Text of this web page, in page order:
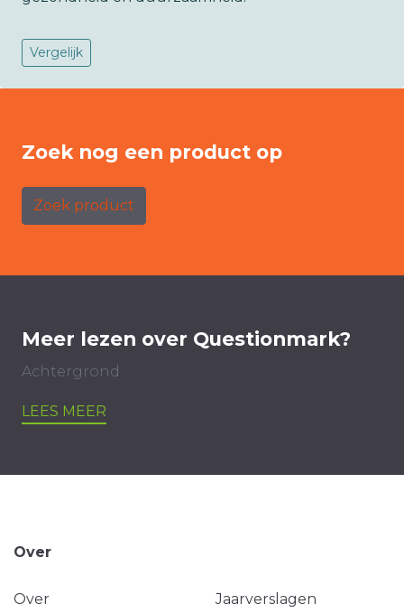
Vergelijk
Zoek nog een product op
Zoek product
Meer lezen over Questionmark?
Achtergrond
LEES MEER
Over
Over Jaarverslagen